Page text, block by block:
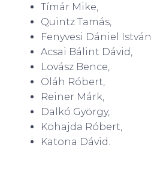
Tímár Mike,
Quintz Tamás,
Fenyvesi Dániel István,
Acsai Bálint Dávid,
Lovász Bence,
Oláh Róbert,
Reiner Márk,
Dalkó György,
Kohajda Róbert,
Katona Dávid.